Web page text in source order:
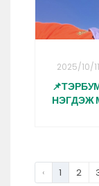
2025/10/11
НЭГДЭЖ
‹ 1 2